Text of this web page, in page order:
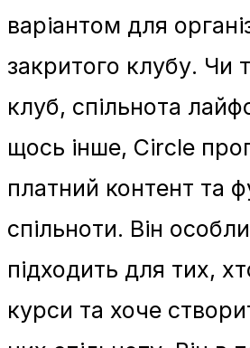
варіантом для
закритого клубу. Чи
клуб, спільнота
щось інше, Circle
платний контент та
спільноти. Він
підходить для тих,
курси та хоче